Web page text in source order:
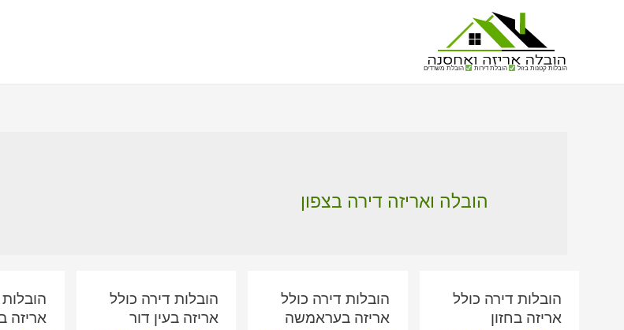
הובלות קטנות בזול הובלת דירות הובלת משרדים
הובלה ואריזה דירה בצפון
הובלות דירה כולל
אריזה בחזון
הובלות דירה כולל
אריזה בעראמשה
הובלות דירה כולל
אריזה בעין דור
אריזה